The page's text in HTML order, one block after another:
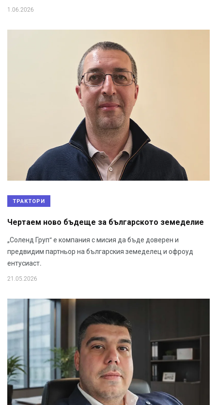
1.06.2026
ТРАКТОРИ
Чертаем ново бъдеще за българското земеделие
„Соленд Груп“ е компания с мисия да бъде доверен и
предвидим партньор на българския земеделец и офроуд
ентусиаст.
21.05.2026